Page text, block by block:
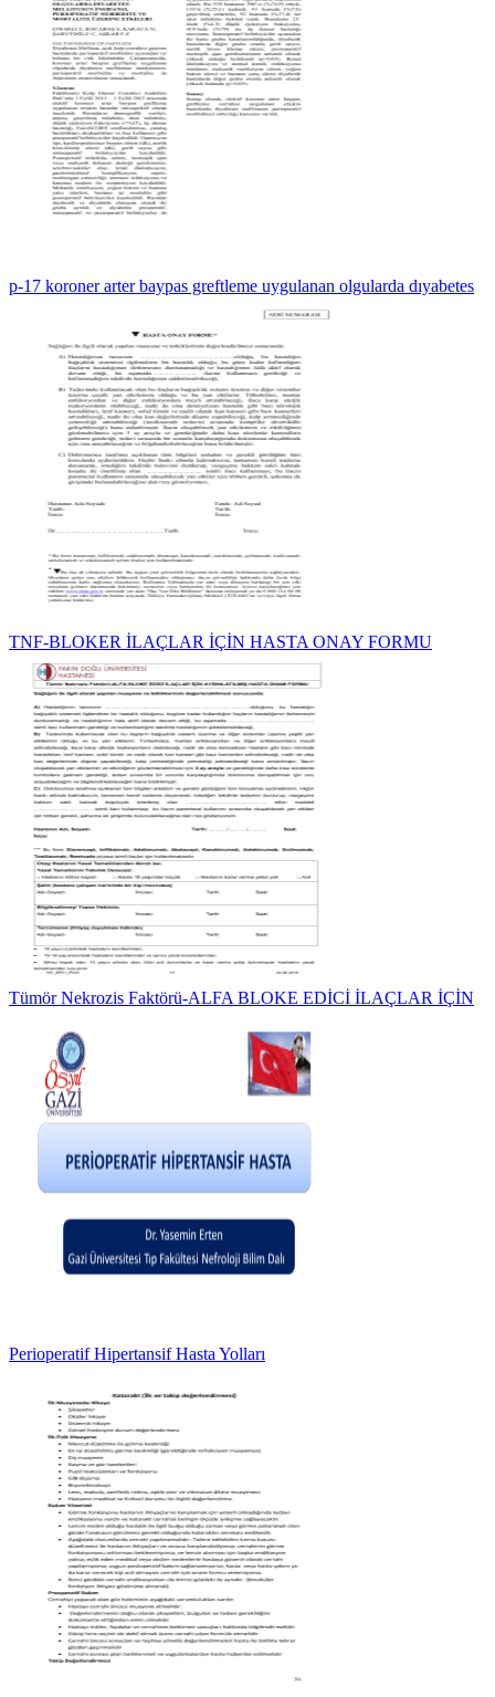
p-17 koroner arter baypas greftleme uygulanan olgularda dıyabetes
TNF-BLOKER İLAÇLAR İÇİN HASTA ONAY FORMU
Tümör Nekrozis Faktörü-ALFA BLOKE EDİCİ İLAÇLAR İÇİN
Perioperatif Hipertansif Hasta Yolları